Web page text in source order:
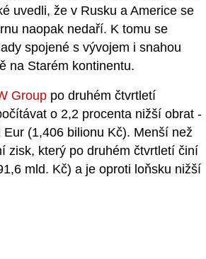
uvedli, že v Rusku a Americe se
naopak nedaří. K tomu se
spojené s vývojem i snahou
na Starém kontinentu.
Group po druhém čtvrtletí
o 2,2 procenta nižší obrat -
Eur (1,406 bilionu Kč). Menší než
zisk, který po druhém čtvrtletí činí
mld. Kč) a je oproti loňsku nižší